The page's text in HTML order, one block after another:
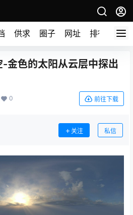
供求 圈子 网址 排行榜
金色的太阳从云层中探出
0 前往下载
关注 私信